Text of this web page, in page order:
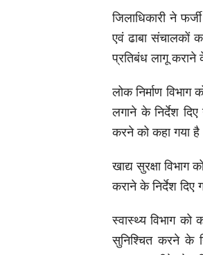
जिलाधिकारी ने
एवं ढाबा संचालकों
प्रतिबंध लागू कराने
लोक निर्माण
लगाने के निर्देश
करने को कहा गया
खाद्य सुरक्षा विभाग
कराने के निर्देश दिए
स्वास्थ्य विभाग
सुनिश्चित करने के